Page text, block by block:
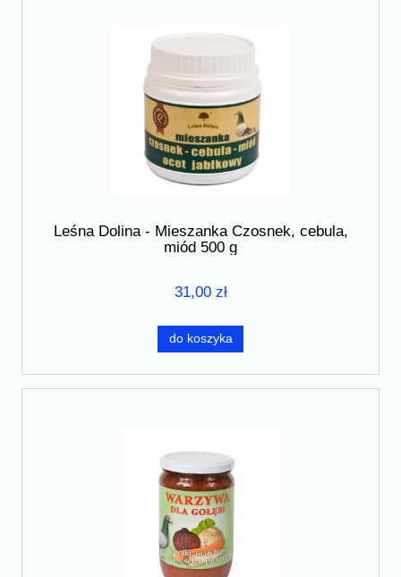
Leśna Dolina - Mieszanka Czosnek, cebula,
miód 500 g
31,00 zł
do koszyka